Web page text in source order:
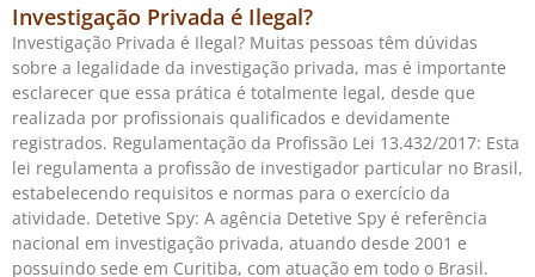
Investigação Privada é Ilegal?
Investigação Privada é Ilegal? Muitas pessoas têm dúvidas
sobre a legalidade da investigação privada, mas é importante
esclarecer que essa prática é totalmente legal, desde que
realizada por profissionais qualificados e devidamente
registrados. Regulamentação da Profissão Lei 13.432/2017: Esta
lei regulamenta a profissão de investigador particular no Brasil,
estabelecendo requisitos e normas para o exercício da
atividade. Detetive Spy: A agência Detetive Spy é referência
nacional em investigação privada, atuando desde 2001 e
possuindo sede em Curitiba, com atuação em todo o Brasil.